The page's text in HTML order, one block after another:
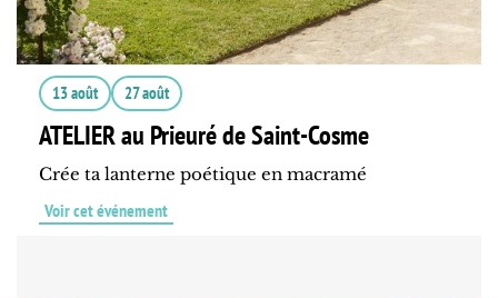
13 août 27 août
ATELIER au Prieuré de Saint-Cosme
Crée ta lanterne poétique en macramé
Voir cet événement